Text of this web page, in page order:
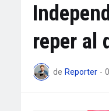
reper al
de Reporter -